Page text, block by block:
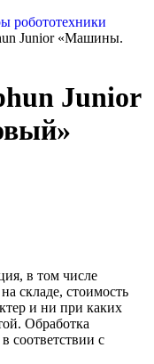
робототехники
Junior «Машины.
Junior
в том числе
складе, стоимость
и ни при каких
Обработка
соответствии с